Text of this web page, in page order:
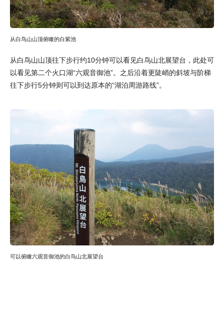
从白鸟山山顶俯瞰的白紫池
从白鸟山山顶往下步行约10分钟可以看见白鸟山北展望台，此处可
以看见第二个火口湖“六观音御池”。之后沿着更陡峭的斜坡与阶梯
往下步行5分钟则可以到达原本的“湖泊周游路线”。
可以俯瞰六观音御池的白鸟山北展望台